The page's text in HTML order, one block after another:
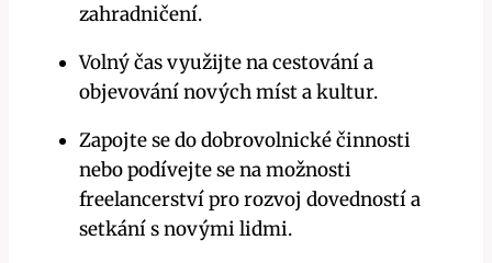
zahradničení.
Volný čas využijte na cestování a
objevování nových míst a kultur.
Zapojte se do dobrovolnické činnosti
nebo podívejte se na možnosti
freelancerství pro rozvoj dovedností a
setkání s novými lidmi.